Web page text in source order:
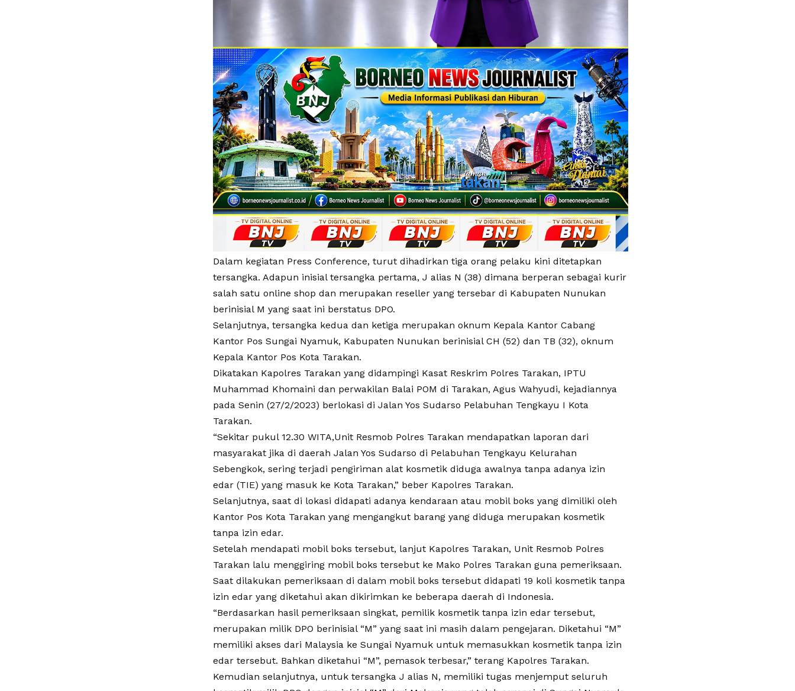
Dalam kegiatan Press Conference, turut dihadirkan tiga orang pelaku kini ditetapkan
tersangka. Adapun inisial tersangka pertama, J alias N (38) dimana berperan sebagai kurir
salah satu online shop dan merupakan reseller yang tersebar di Kabupaten Nunukan
berinisial M yang saat ini berstatus DPO.
Selanjutnya, tersangka kedua dan ketiga merupakan oknum Kepala Kantor Cabang
Kantor Pos Sungai Nyamuk, Kabupaten Nunukan berinisial CH (52) dan TB (32), oknum
Kepala Kantor Pos Kota Tarakan.
Dikatakan Kapolres Tarakan yang didampingi Kasat Reskrim Polres Tarakan, IPTU
Muhammad Khomaini dan perwakilan Balai POM di Tarakan, Agus Wahyudi, kejadiannya
pada Senin (27/2/2023) berlokasi di Jalan Yos Sudarso Pelabuhan Tengkayu I Kota
Tarakan.
“Sekitar pukul 12.30 WITA,Unit Resmob Polres Tarakan mendapatkan laporan dari
masyarakat jika di daerah Jalan Yos Sudarso di Pelabuhan Tengkayu Kelurahan
Sebengkok, sering terjadi pengiriman alat kosmetik diduga awalnya tanpa adanya izin
edar (TIE) yang masuk ke Kota Tarakan,” beber Kapolres Tarakan.
Selanjutnya, saat di lokasi didapati adanya kendaraan atau mobil boks yang dimiliki oleh
Kantor Pos Kota Tarakan yang mengangkut barang yang diduga merupakan kosmetik
tanpa izin edar.
Setelah mendapati mobil boks tersebut, lanjut Kapolres Tarakan, Unit Resmob Polres
Tarakan lalu menggiring mobil boks tersebut ke Mako Polres Tarakan guna pemeriksaan.
Saat dilakukan pemeriksaan di dalam mobil boks tersebut didapati 19 koli kosmetik tanpa
izin edar yang diketahui akan dikirimkan ke beberapa daerah di Indonesia.
“Berdasarkan hasil pemeriksaan singkat, pemilik kosmetik tanpa izin edar tersebut,
merupakan milik DPO berinisial “M” yang saat ini masih dalam pengejaran. Diketahui “M”
memiliki akses dari Malaysia ke Sungai Nyamuk untuk memasukkan kosmetik tanpa izin
edar tersebut. Bahkan diketahui “M”, pemasok terbesar,” terang Kapolres Tarakan.
Kemudian selanjutnya, untuk tersangka J alias N, memiliki tugas menjemput seluruh